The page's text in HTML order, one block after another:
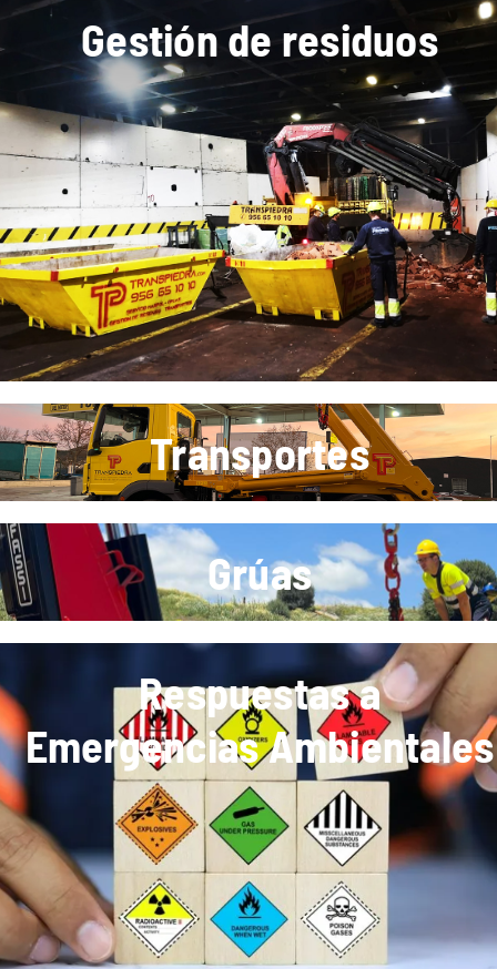
Gestión de residuos
Transportes
Grúas
Respuestas a
Emergencias Ambientales